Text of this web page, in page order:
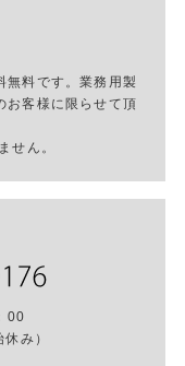
無料です。業務用製
お客様に限らせて頂
せん。
00
み）